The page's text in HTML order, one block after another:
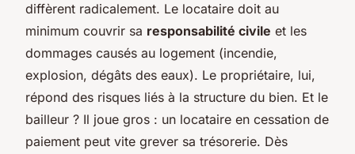
diffèrent radicalement. Le locataire doit au
minimum couvrir sa responsabilité civile et les
dommages causés au logement (incendie,
explosion, dégâts des eaux). Le propriétaire, lui,
répond des risques liés à la structure du bien. Et le
bailleur ? Il joue gros : un locataire en cessation de
paiement peut vite grever sa trésorerie. Dès